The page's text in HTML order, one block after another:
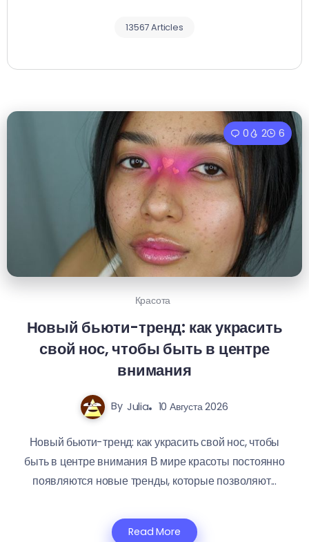
13567 Articles
0 2 6
Красота
Новый бьюти-тренд: как украсить
свой нос, чтобы быть в центре
внимания
By Julia 10 Августа 2026
Новый бьюти-тренд: как украсить свой нос, чтобы
быть в центре внимания В мире красоты постоянно
появляются новые тренды, которые позволяют...
Read More